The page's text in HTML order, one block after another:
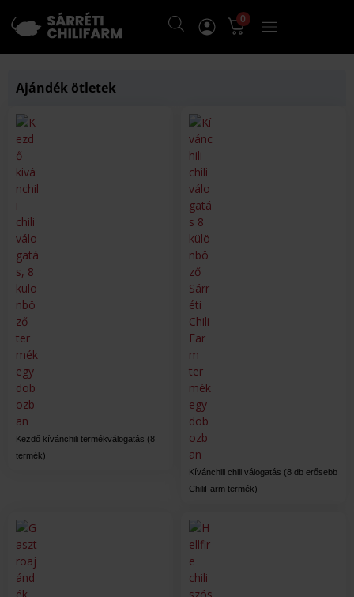
0
Ajándék ötletek
Kezdő kívánchili termékválogatás (8
termék)
Kívánchili chili válogatás (8 db erősebb
ChiliFarm termék)